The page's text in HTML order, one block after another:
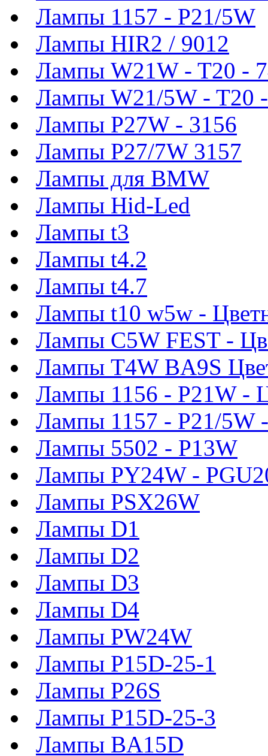
Лампы 1157 - P21/5W
Лампы HIR2 / 9012
Лампы W21W - T20 -
Лампы W21/5W - T20
Лампы P27W - 3156
Лампы P27/7W 3157
Лампы для BMW
Лампы Hid-Led
Лампы t3
Лампы t4.2
Лампы t4.7
Лампы t10 w5w -
Лампы C5W FEST -
Лампы T4W BA9S
Лампы 1156 - P21W -
Лампы 1157 - P21/5W
Лампы 5502 - P13W
Лампы PY24W -
Лампы PSX26W
Лампы D1
Лампы D2
Лампы D3
Лампы D4
Лампы PW24W
Лампы P15D-25-1
Лампы P26S
Лампы P15D-25-3
Лампы BA15D